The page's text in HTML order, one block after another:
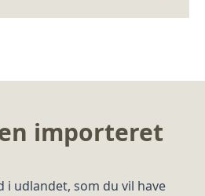
importeret
i udlandet, som du vil have